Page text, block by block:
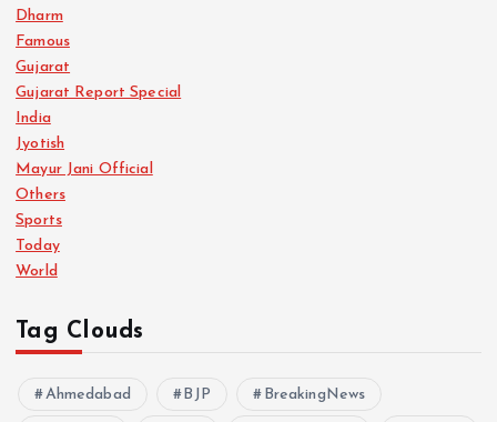
Dharm
Famous
Gujarat
Gujarat Report Special
India
Jyotish
Mayur Jani Official
Others
Sports
Today
World
Tag Clouds
Ahmedabad BJP BreakingNews